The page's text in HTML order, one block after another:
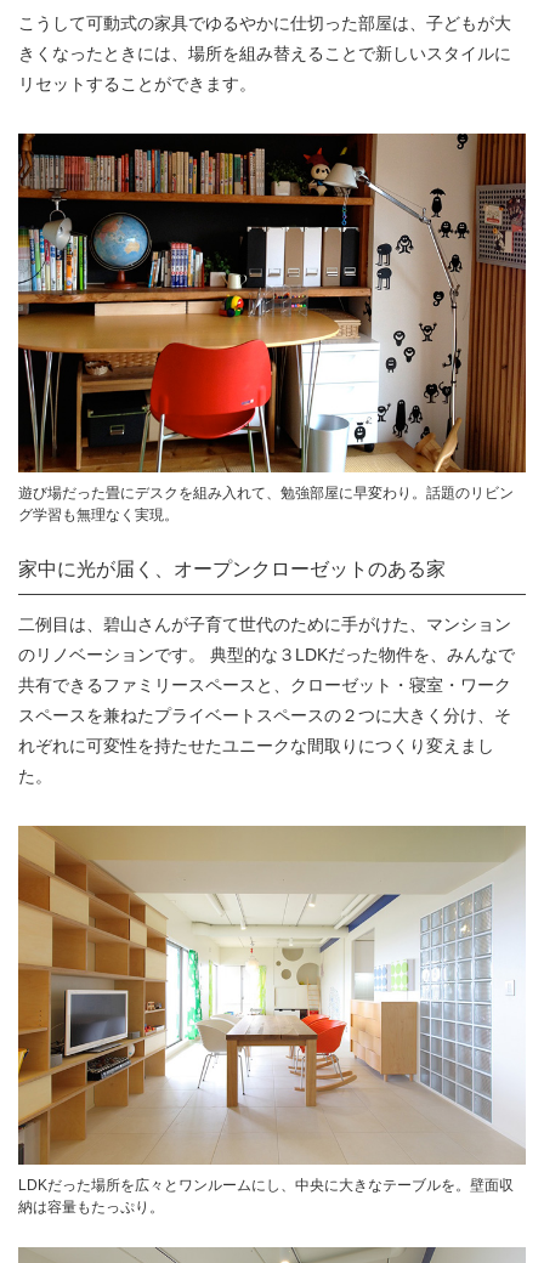
こうして可動式の家具でゆるやかに仕切った部屋は、子どもが大
きくなったときには、場所を組み替えることで新しいスタイルに
リセットすることができます。
遊び場だった畳にデスクを組み入れて、勉強部屋に早変わり。話題のリビン
グ学習も無理なく実現。
家中に光が届く、オープンクローゼットのある家
二例目は、碧山さんが子育て世代のために手がけた、マンション
のリノベーションです。 典型的な３LDKだった物件を、みんなで
共有できるファミリースペースと、クローゼット・寝室・ワーク
スペースを兼ねたプライベートスペースの２つに大きく分け、そ
れぞれに可変性を持たせたユニークな間取りにつくり変えまし
た。
LDKだった場所を広々とワンルームにし、中央に大きなテーブルを。壁面収
納は容量もたっぷり。